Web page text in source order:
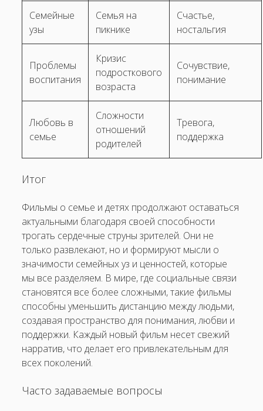
Семейные
узы
Семья на
пикнике
Счастье,
ностальгия
Проблемы
воспитания
Кризис
подросткового
возраста
Сочувствие,
понимание
Любовь в
семье
Сложности
отношений
родителей
Тревога,
поддержка
Итог
Фильмы о семье и детях продолжают оставаться
актуальными благодаря своей способности
трогать сердечные струны зрителей. Они не
только развлекают, но и формируют мысли о
значимости семейных уз и ценностей, которые
мы все разделяем. В мире, где социальные связи
становятся все более сложными, такие фильмы
способны уменьшить дистанцию между людьми,
создавая пространство для понимания, любви и
поддержки. Каждый новый фильм несет свежий
нарратив, что делает его привлекательным для
всех поколений.
Часто задаваемые вопросы